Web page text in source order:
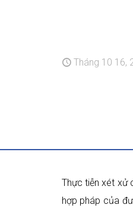
Tháng 10 16,
Thực tiễn xét xử
hợp pháp của